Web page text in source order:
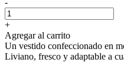
+
Agregar al carrito
Un vestido confeccionado en
Liviano, fresco y adaptable a